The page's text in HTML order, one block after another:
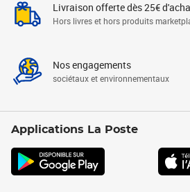
Livraison offerte dès 25€
Hors livres et hors produits
Nos engagements
sociétaux et environnementaux
Applications La Poste